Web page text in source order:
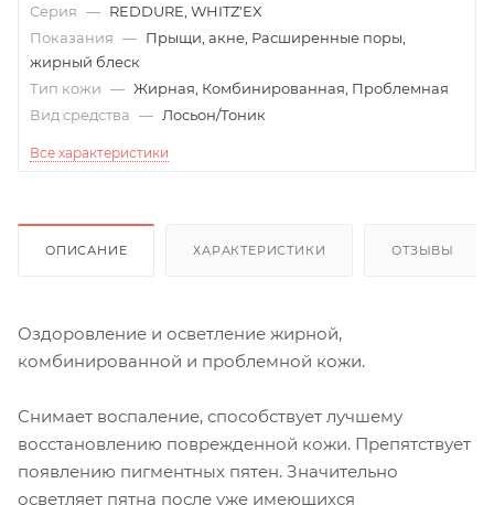
Серия — REDDURE, WHITZ'EX
Показания — Прыщи, акне, Расширенные поры,
жирный блеск
Тип кожи — Жирная, Комбинированная, Проблемная
Вид средства — Лосьон/Тоник
Все характеристики
ОПИСАНИЕ ХАРАКТЕРИСТИКИ ОТЗЫВЫ
Оздоровление и осветление жирной,
комбинированной и проблемной кожи.
Снимает воспаление, способствует лучшему
восстановлению поврежденной кожи. Препятствует
появлению пигментных пятен. Значительно
осветляет пятна после уже имеющихся